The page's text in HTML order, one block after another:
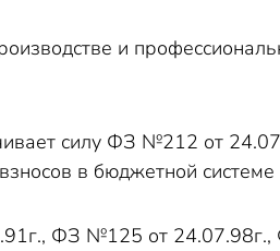
и
силу ФЗ №212 от
в бюджетной
ФЗ №125 от